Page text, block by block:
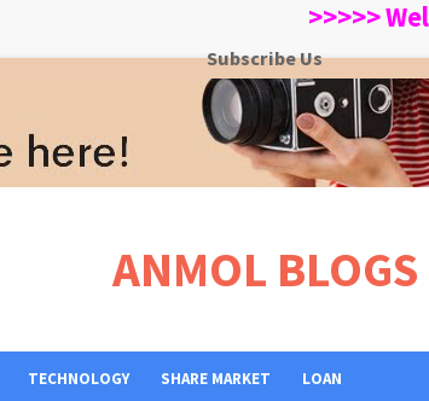
>>>>>
Subscribe Us
ANMOL BLOGS
TECHNOLOGY SHARE MARKET LOAN